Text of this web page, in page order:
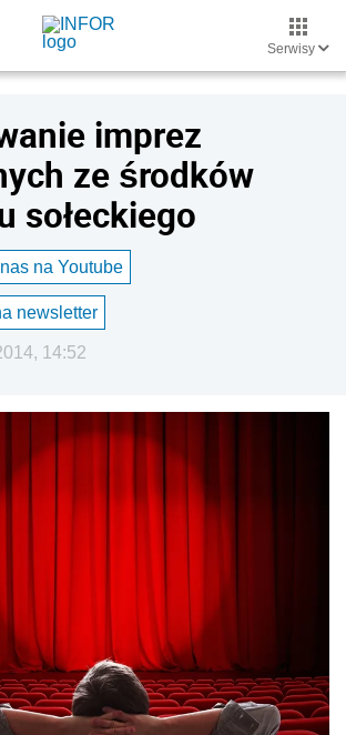
Serwisy
imprez
ze środków
sołeckiego
na Youtube
newsletter
14:52